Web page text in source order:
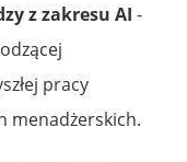
z zakresu AI -
pracy
menadżerskich.